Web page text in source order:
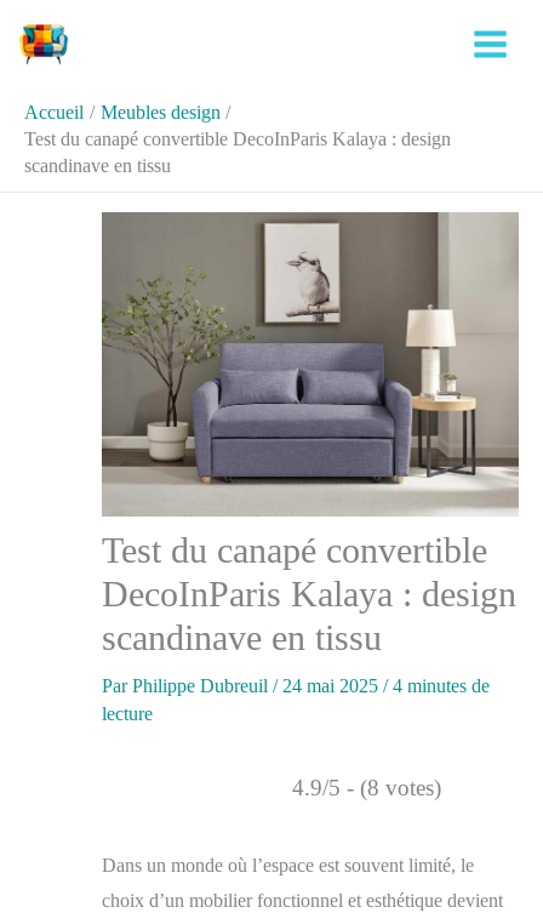
Accueil
Meubles design
Test du canapé convertible DecoInParis Kalaya : design
scandinave en tissu
Test du canapé convertible
DecoInParis Kalaya : design
scandinave en tissu
ParPhilippe Dubreuil / 24 mai 2025 /4 minutes de
lecture
4.9/5 - (8 votes)
Dans un monde où l’espace est souvent limité, le
choix d’un mobilier fonctionnel et esthétique devient